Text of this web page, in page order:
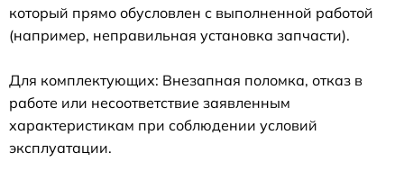
который прямо обусловлен с выполненной работой
(например, неправильная установка запчасти).
Для комплектующих: Внезапная поломка, отказ в
работе или несоответствие заявленным
характеристикам при соблюдении условий
эксплуатации.